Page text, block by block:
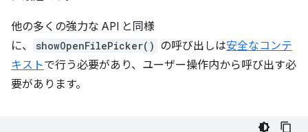
他の多くの強力な API と同様
に、
showOpenFilePicker() の呼び出しは安全なコンテ
キストで行う必要があり、ユーザー操作内から呼び出す必
要があります。